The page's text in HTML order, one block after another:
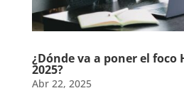
¿Dónde va a poner el foco
2025?
Abr 22, 2025